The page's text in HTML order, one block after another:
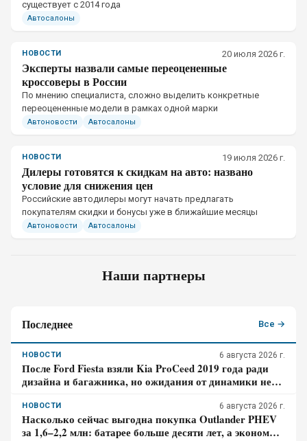
существует с 2014 года
Автосалоны
НОВОСТИ 20 июля 2026 г.
Эксперты назвали самые переоцененные
кроссоверы в России
По мнению специалиста, сложно выделить конкретные
переоцененные модели в рамках одной марки
Автоновости Автосалоны
НОВОСТИ 19 июля 2026 г.
Дилеры готовятся к скидкам на авто: названо
условие для снижения цен
Российские автодилеры могут начать предлагать
покупателям скидки и бонусы уже в ближайшие месяцы
Автоновости Автосалоны
Наши партнеры
Последнее Все →
НОВОСТИ 6 августа 2026 г.
После Ford Fiesta взяли Kia ProCeed 2019 года ради
дизайна и багажника, но ожидания от динамики не
НОВОСТИ 6 августа 2026 г.
Насколько сейчас выгодна покупка Outlander PHEV
за 1,6–2,2 млн: батарее больше десяти лет, а экономия